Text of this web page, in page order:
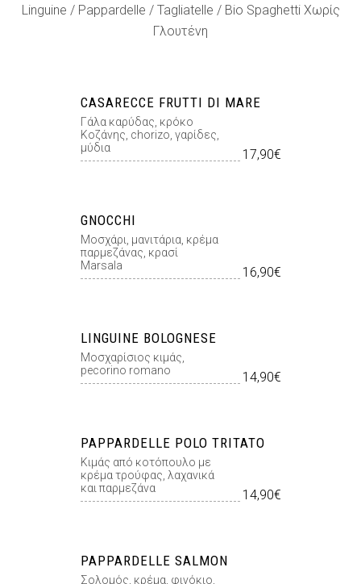
Linguine / Pappardelle / Tagliatelle / Bio Spaghetti Χωρίς
Γλουτένη
CASARECCE FRUTTI DI MARE
Γάλα καρύδας, κρόκο
Κοζάνης, chorizo, γαρίδες,
μύδια
17,90€
GNOCCHI
Μοσχάρι, μανιτάρια, κρέμα
παρμεζάνας, κρασί
Marsala
16,90€
LINGUINE BOLOGNESE
Μοσχαρίσιος κιμάς,
pecorino romano
14,90€
PAPPARDELLE POLO TRITATO
Κιμάς από κοτόπουλο με
κρέμα τρούφας, λαχανικά
και παρμεζάνα
14,90€
PAPPARDELLE SALMON
Σολομός, κρέμα, φινόκιο,